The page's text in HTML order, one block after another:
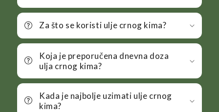
Za što se koristi ulje crnog kima?
Koja je preporučena dnevna doza
ulja crnog kima?
Kada je najbolje uzimati ulje crnog
kima?